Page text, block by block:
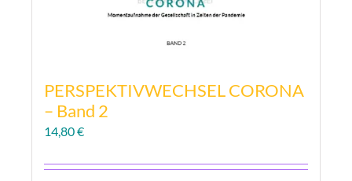
PERSPEKTIVWECHSEL CORONA
– Band 2
14,80€